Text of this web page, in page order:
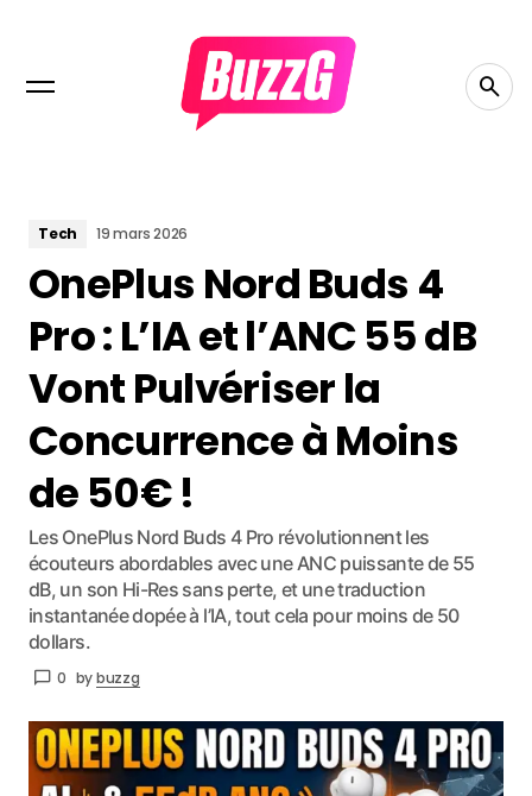
Tech 19 mars 2026
OnePlus Nord Buds 4
Pro : L’IA et l’ANC 55 dB
Vont Pulvériser la
Concurrence à Moins
de 50€ !
Les OnePlus Nord Buds 4 Pro révolutionnent les
écouteurs abordables avec une ANC puissante de 55
dB, un son Hi-Res sans perte, et une traduction
instantanée dopée à l’IA, tout cela pour moins de 50
dollars.
0 bybuzzg